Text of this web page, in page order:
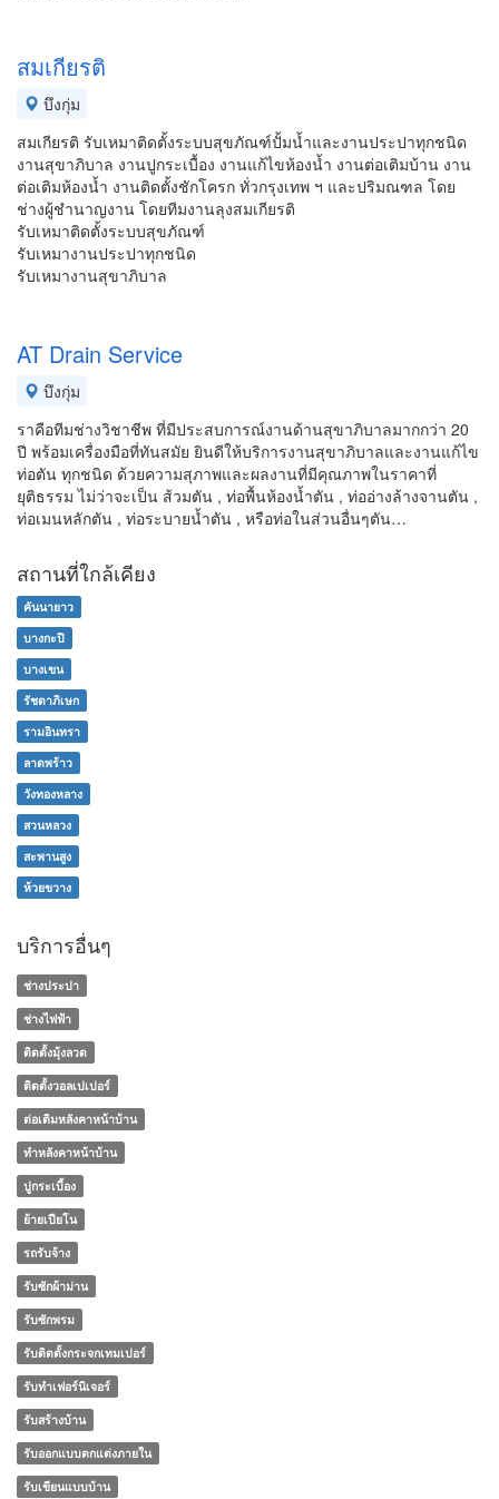
สมเกียรติ
บึงกุ่ม
สมเกียรติ รับเหมาติดตั้งระบบสุขภัณฑ์ปั้มน้ำและงานประปาทุกชนิด
งานสุขาภิบาล งานปูกระเบื้อง งานแก้ไขห้องน้ำ งานต่อเติมบ้าน งาน
ต่อเติมห้องน้ำ งานติดตั้งชักโครก ทั่วกรุงเทพ ฯ และปริมณฑล โดย
ช่างผู้ชำนาญงาน โดยทีมงานลุงสมเกียรติ
รับเหมาติดตั้งระบบสุขภัณฑ์
รับเหมางานประปาทุกชนิด
รับเหมางานสุขาภิบาล
AT Drain Service
บึงกุ่ม
ราคือทีมช่างวิชาชีพ ที่มีประสบการณ์งานด้านสุขาภิบาลมากกว่า 20
ปี พร้อมเครื่องมือที่ทันสมัย ยินดีให้บริการงานสุขาภิบาลและงานแก้ไข
ท่อตัน ทุกชนิด ด้วยความสุภาพและผลงานที่มีคุณภาพในราคาที่
ยุติธรรม ไม่ว่าจะเป็น ส้วมตัน , ท่อพื้นห้องน้ำตัน , ท่ออ่างล้างจานตัน ,
ท่อเมนหลักตัน , ท่อระบายน้ำตัน , หรือท่อในส่วนอื่นๆตัน…
สถานที่ใกล้เคียง
คันนายาว
บางกะปิ
บางเขน
รัชดาภิเษก
รามอินทรา
ลาดพร้าว
วังทองหลาง
สวนหลวง
สะพานสูง
ห้วยขวาง
บริการอื่นๆ
ช่างประปา
ช่างไฟฟ้า
ติดตั้งมุ้งลวด
ติดตั้งวอลเปเปอร์
ต่อเติมหลังคาหน้าบ้าน
ทําหลังคาหน้าบ้าน
ปูกระเบื้อง
ย้ายเปียโน
รถรับจ้าง
รับซักผ้าม่าน
รับซักพรม
รับติดตั้งกระจกเทมเปอร์
รับทำเฟอร์นิเจอร์
รับสร้างบ้าน
รับออกแบบตกแต่งภายใน
รับเขียนแบบบ้าน